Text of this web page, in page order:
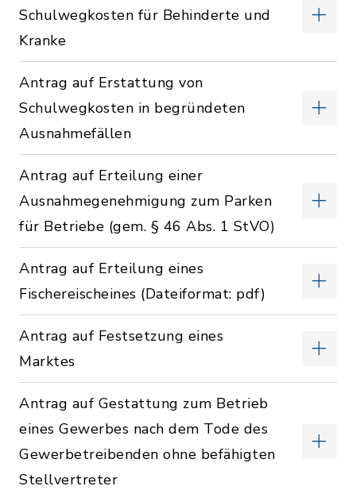
Schulwegkosten für Behinderte und
Kranke
Antrag auf Erstattung von
Schulwegkosten in begründeten
Ausnahmefällen
Antrag auf Erteilung einer
Ausnahmegenehmigung zum Parken
für Betriebe (gem. § 46 Abs. 1 StVO)
Antrag auf Erteilung eines
Fischereischeines (Dateiformat: pdf)
Antrag auf Festsetzung eines
Marktes
Antrag auf Gestattung zum Betrieb
eines Gewerbes nach dem Tode des
Gewerbetreibenden ohne befähigten
Stellvertreter